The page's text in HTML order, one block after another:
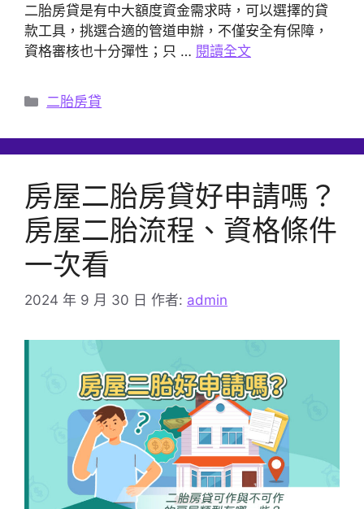
二胎房貸是有中大額度資金需求時，可以選擇的貸
款工具，挑選合適的管道申辦，不僅安全有保障，
資格審核也十分彈性；只 … 閱讀全文
分
二胎房貸
房屋二胎房貸好申請嗎？
房屋二胎流程、資格條件
一次看
2024 年 9 月 30 日 作者: admin